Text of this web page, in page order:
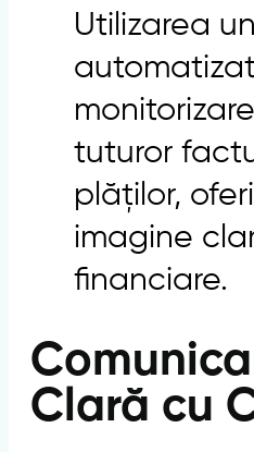
Utilizarea
tuturor
plăților,
imagine
financiare.
Clară cu